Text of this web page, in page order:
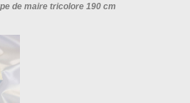
de maire tricolore 190 cm